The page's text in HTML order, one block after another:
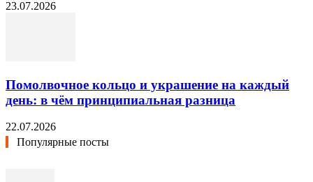
23.07.2026
Помолвочное кольцо и украшение на каждый
день: в чём принципиальная разница
22.07.2026
Популярные посты